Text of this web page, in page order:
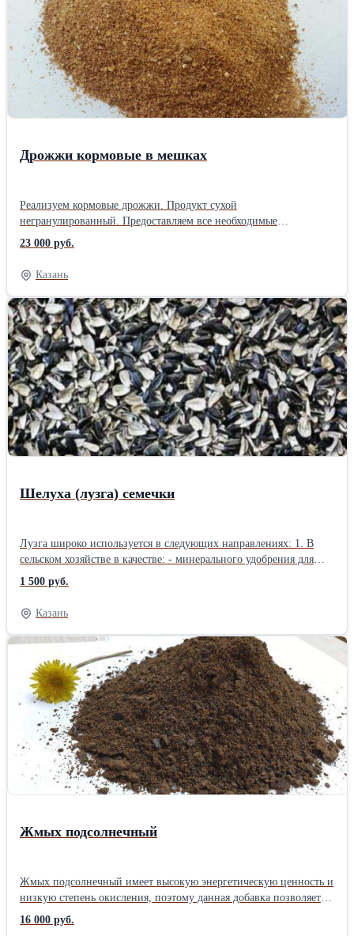
витаминами. Он содержит достаточное для здорового роста и
развития животного количество кальция, калия и других микро-
и макроэлементов. Энергетическая ценность продукта — 1,15
кормоединиц. Производство рапсового жмыха широко
распространено, поскольку этот продукт подходит для кормления
большинства сельскохозяйственных животных: крупного
рогатого скота (КРС), птицы, свиней, коз, баранов, пушных
зверей.Способ упаковки: россыпь
Дрожжи кормовые в мешках
Реализуем кормовые дрожжи. Продукт сухой
негранулированный. Предоставляем все необходимые
документы. Ветеринарное свидетельство в системе Меркурий.
Главная ценность кормовых дрожжей – обилие протеина в
составе. При регулярном внесении добавки в корм, повышается
питательная ценность пищи. Она намного лучше усваивается,
помогает зимой, во время дефицита микро- и макроэлементов,
витаминов. Кормовые дрожжи кроме прочего улучшают
обменные процессы, снижают расход корма. Некоторые
животные благодаря дрожжам в корме, повышают массу тела,
так что используется добавка и при откорме. Высокое качество,
имеется собственный автопарк. Отгрузка по России. Звоните,
будем рады ответить на все интересующие Вас вопросы!
23 000 руб.
Казань
Шелуха (лузга) семечки
Лузга широко используется в следующих направлениях: 1. В
сельском хозяйстве в качестве: - минерального удобрения для
орошения и рыхления почвы; - подстил для
сельскохозяйственных животных и птиц; - основа субстрата для
выращивания грибов; 2. В строительстве: - в качестве сырья для
изготовления кирпича и керамических изделий. Отгрузка по
России. Возможна доставка.
1 500 руб.
Казань
Жмых подсолнечный
Жмых подсолнечный имеет высокую энергетическую ценность и
низкую степень окисления, поэтому данная добавка позволяет
животным и птицам быстрее наедаться, а это выгодно для
заводчика. Небольшое количество клетчатки можно объяснить
16 000 руб.